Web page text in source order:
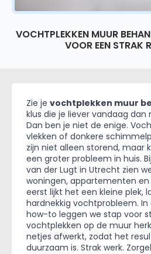
VOCHTPLEKKEN MUUR
VOOR EEN STRAK
Zie je vochtplekken muur
klus die je liever vandaag
Dan ben je niet de enige.
vlekken of donkere
zijn niet alleen storend, maar
een groter probleem in huis.
van der Lugt in Utrecht zien
woningen, appartementen
eerst lijkt het een kleine plek,
hardnekkig vochtprobleem.
how-to leggen we stap voor
vochtplekken op de muur
netjes afwerkt, zodat het
duurzaam is. Strak werk.